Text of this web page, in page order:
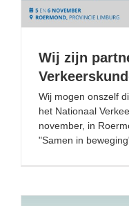
Wij zijn
Wij mogen onszelf
het Nationaal
november, in
"Samen in